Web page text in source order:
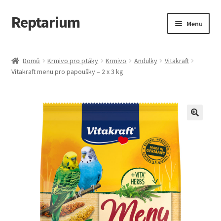
Přeskočit
na
Přejít
k
webu
Reptarium Menu
Košík
Pokladna
Vše pro kočky
Domů Krmivo pro ptáky Krmivo Andulky
Vitakraft
Vitakraft menu pro papoušky – 2 x 3 kg